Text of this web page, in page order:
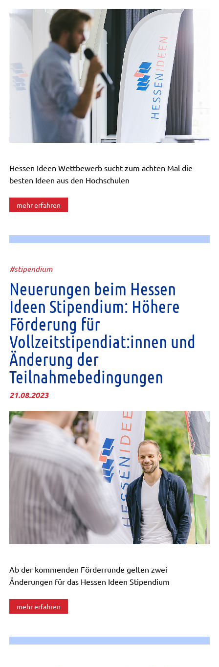
Hessen Ideen Wettbewerb sucht zum achten Mal die
besten Ideen aus den Hochschulen
mehr erfahren
#stipendium
Neuerungen beim Hessen
Ideen Stipendium: Höhere
Förderung für
Vollzeitstipendiat:innen und
Änderung der
Teilnahmebedingungen
21.08.2023
Ab der kommenden Förderrunde gelten zwei
Änderungen für das Hessen Ideen Stipendium
mehr erfahren